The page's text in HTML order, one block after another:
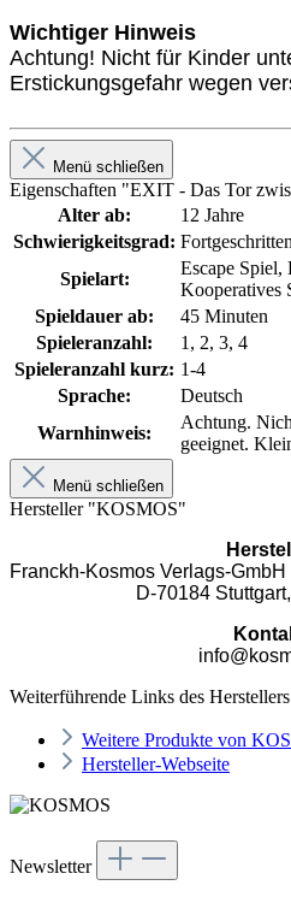
Wichtiger Hinweis
Achtung! Nicht für Kinder
Erstickungsgefahr wegen
Menü schließen
Eigenschaften "EXIT - Das Tor
Alter ab:
12 Jahre
Schwierigkeitsgrad:
Spielart:
Escape Spiel,
Kooperatives
Spieldauer ab:
45 Minuten
Spieleranzahl:
1, 2, 3, 4
Spieleranzahl kurz: 1-4
Sprache:
Deutsch
Warnhinweis:
Achtung.
geeignet.
Menü schließen
Hersteller "KOSMOS"
Franckh-Kosmos Verlags-
D-70184
Weiterführende Links des Herstellers
Weitere Produkte von
Hersteller-Webseite
Newsletter